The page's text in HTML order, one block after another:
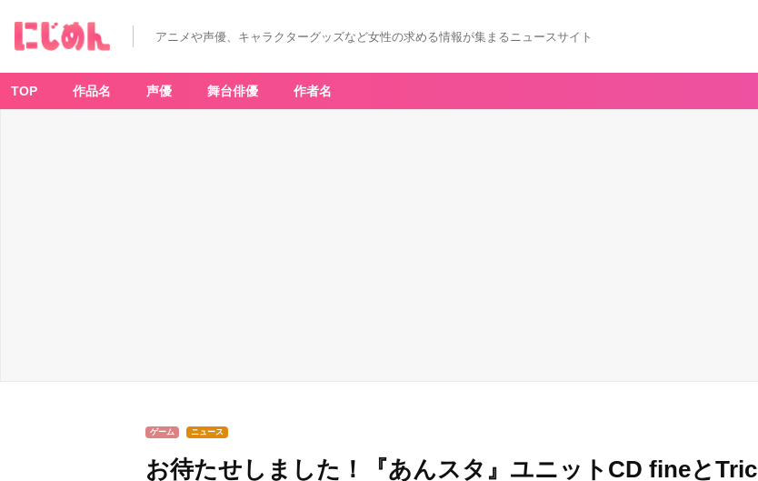
アニメや声優、キャラクターグッズなど女性の求める情報が集まるニュースサイト
TOP 作品名 声優 舞台俳優 作者名
ゲーム ニュース
お待たせしました！『あんスタ』ユニットCD fineとTric